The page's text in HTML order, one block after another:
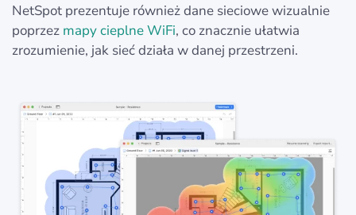
NetSpot prezentuje również dane sieciowe wizualnie
poprzez mapy cieplne WiFi, co znacznie ułatwia
zrozumienie, jak sieć działa w danej przestrzeni.